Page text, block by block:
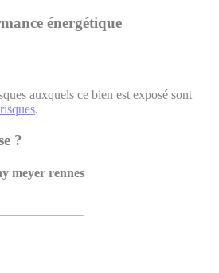
énergétique
auxquels ce bien est exposé sont
.
?
meyer rennes